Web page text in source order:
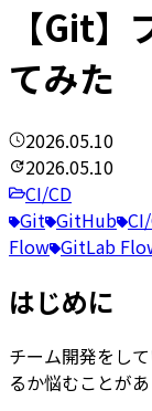
【Git
てみた
2026.05.10
2026.05.10
CI/CD
Git GitHub
Flow GitLab
はじめに
チーム開発をし
るか悩むことがあ